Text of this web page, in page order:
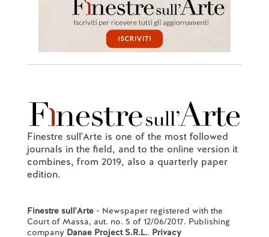
Finestre sull'Arte is one of the most followed
journals in the field, and to the online version it
combines, from 2019, also a quarterly paper
edition.
Finestre sull'Arte- Newspaper registered with the
Court of Massa, aut. no. 5 of 12/06/2017. Publishing
company Danae Project S.R.L.. Privacy